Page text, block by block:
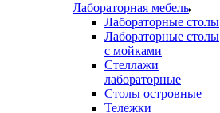
Лабораторная мебель
Лабораторные столы
Лабораторные столы
с мойками
Стеллажи
лабораторные
Столы островные
Тележки